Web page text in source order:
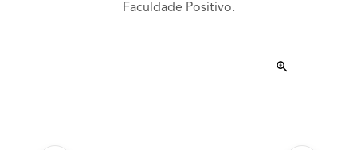
Faculdade Positivo.